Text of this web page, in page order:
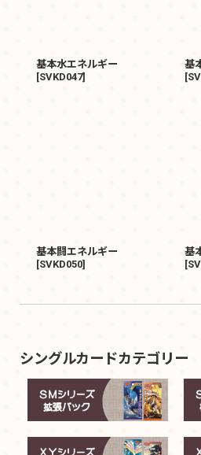
基本水エネルギー
[SVKD047]
基
[
基本闘エネルギー
[SVKD050]
基
[
シングルカードカテゴリー